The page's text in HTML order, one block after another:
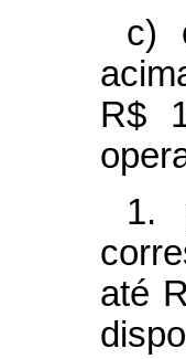
c)
R$
1.
até